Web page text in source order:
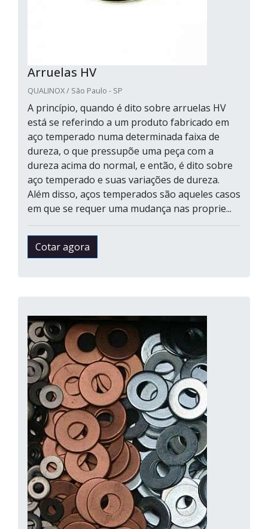
Arruelas HV
QUALINOX / São Paulo - SP
A princípio, quando é dito sobre arruelas HV
está se referindo a um produto fabricado em
aço temperado numa determinada faixa de
dureza, o que pressupõe uma peça com a
dureza acima do normal, e então, é dito sobre
aço temperado e suas variações de dureza.
Além disso, aços temperados são aqueles casos
em que se requer uma mudança nas proprie...
Cotar agora